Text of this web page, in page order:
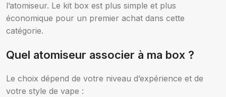
l’atomiseur. Le kit box est plus simple et plus
économique pour un premier achat dans cette
catégorie.
Quel atomiseur associer à ma box ?
Le choix dépend de votre niveau d’expérience et de
votre style de vape :